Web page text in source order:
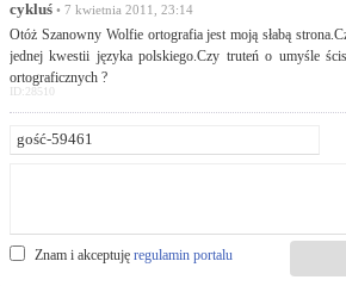
cykluś • 7 kwietnia 2011, 23:14
Otóż Szanowny Wolfie ortografia jest moją słabą
jednej kwestii języka polskiego.Czy truteń o umyśle
ortograficznych ?
ID:28510
Znam i akceptuję regulamin portalu